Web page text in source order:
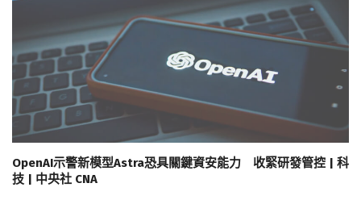
OpenAI示警新模型Astra恐具關鍵資安能力 收緊研發管控 | 科
技 | 中央社 CNA